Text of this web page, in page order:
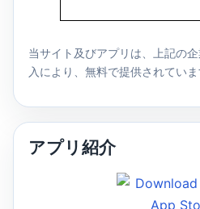
当サイト及びアプリは、上記の
入により、無料で提供されていま
アプリ紹介